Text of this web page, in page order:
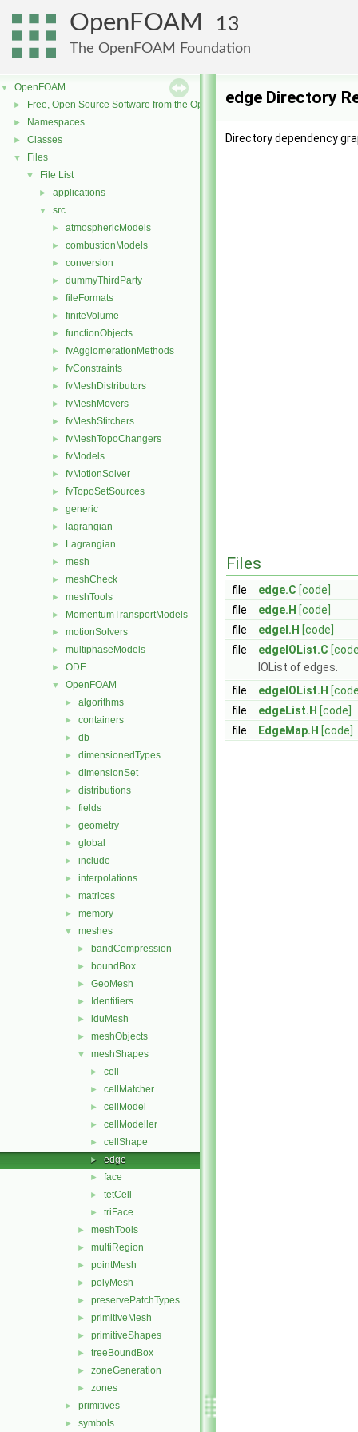
OpenFOAM 13
The OpenFOAM Foundation
▼ OpenFOAM
► Free, Open Source Software from the OpenFOAM Foundation
► Namespaces
► Classes
▼ Files
▼ File List
► applications
▼ src
► atmosphericModels
► combustionModels
► conversion
► dummyThirdParty
► fileFormats
► finiteVolume
► functionObjects
► fvAgglomerationMethods
► fvConstraints
► fvMeshDistributors
► fvMeshMovers
► fvMeshStitchers
► fvMeshTopoChangers
► fvModels
► fvMotionSolver
► fvTopoSetSources
► generic
► lagrangian
► Lagrangian
► mesh
► meshCheck
► meshTools
► MomentumTransportModels
► motionSolvers
► multiphaseModels
► ODE
▼ OpenFOAM
► algorithms
► containers
► db
► dimensionedTypes
► dimensionSet
► distributions
► fields
► geometry
► global
► include
► interpolations
► matrices
► memory
▼ meshes
► bandCompression
► boundBox
► GeoMesh
► Identifiers
► lduMesh
► meshObjects
▼ meshShapes
► cell
► cellMatcher
► cellModel
► cellModeller
► cellShape
► edge
► face
► tetCell
► triFace
► meshTools
► multiRegion
► pointMesh
► polyMesh
► preservePatchTypes
► primitiveMesh
► primitiveShapes
► treeBoundBox
► zoneGeneration
► zones
► primitives
► symbols
edge Directory
Directory dependency
Files
file edge.C [code]
file
edge.H [code]
file
edgeI.H [code]
file
edgeIOList.C
IOList of edges.
file
edgeIOList.H
file
edgeList.H [code]
file
EdgeMap.H [code]